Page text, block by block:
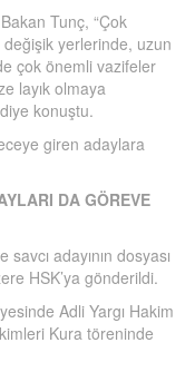
Tunç, “Çok
değişik yerlerinde, uzun
çok önemli vazifeler
layık olmaya
konuştu.
giren adaylara
DA GÖREVE
adayının dosyası
HSK’ya gönderildi.
Adli Yargı Hakim
Kura töreninde